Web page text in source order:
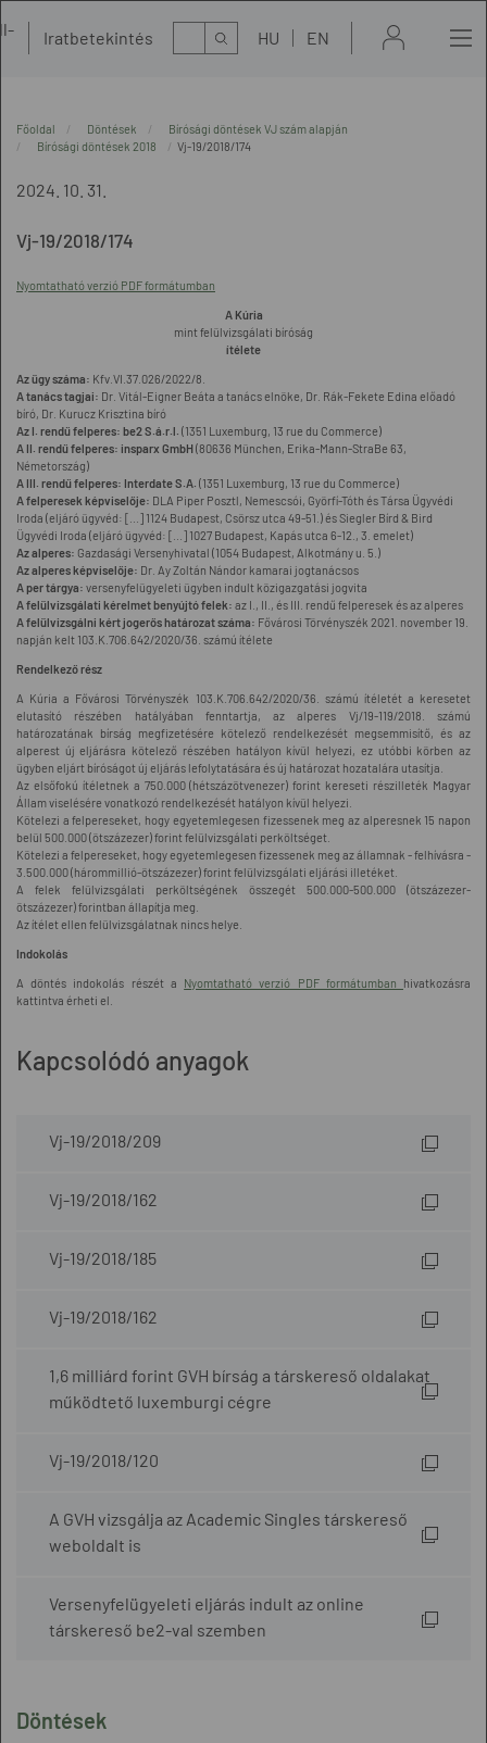
Iratbetekintés Kereső HU EN
Döntések
Főoldal Döntések
Bírósági döntések VJ szám alapján
Bírósági döntések 2018
Vj-19/2018/174
2024. 10. 31.
Vj-19/2018/174
Nyomtatható verzió PDF formátumban
A Kúria
mint felülvizsgálati bíróság
ítélete
Az ügy száma: Kfv.VI.37.026/2022/8.
A tanács tagjai: Dr. Vitál-Eigner Beáta a tanács elnöke, Dr. Rák-Fekete Edina előadó
bíró, Dr. Kurucz Krisztina bíró
Az I. rendű felperes: be2 S.á.r.l. (1351 Luxemburg, 13 rue du Commerce)
A II. rendű felperes: insparx GmbH(80636 München, Erika-Mann-StraBe 63,
Németország)
A III. rendű felperes: Interdate S.A. (1351 Luxemburg, 13 rue du Commerce)
A felperesek képviselője: DLA Piper Posztl, Nemescsói, Györfí-Tóth és Társa Ügyvédi
Iroda (eljáró ügyvéd: [...] 1124 Budapest, Csörsz utca 49-51.) és Siegler Bírd & Bird
Ügyvédi Iroda (eljáró ügyvéd: [...] 1027 Budapest, Kapás utca 6-12., 3. emelet)
Az alperes: Gazdasági Versenyhivatal (1054 Budapest, Alkotmány u. 5.)
Az alperes képviselője: Dr. Ay Zoltán Nándor kamarai jogtanácsos
A per tárgya: versenyfelügyeleti ügyben indult közigazgatási jogvita
A felülvizsgálati kérelmet benyújtó felek: az I., II., és III. rendű felperesek és az alperes
A felülvizsgálni kért jogerős határozat száma: Fővárosi Törvényszék 2021. november 19.
napján kelt 103.K.706.642/2020/36. számú ítélete
Rendelkező rész
A Kúria a Fővárosi Törvényszék 103.K.706.642/2020/36. számú ítéletét a keresetet
elutasító részében hatályában fenntartja, az alperes Vj/19-119/2018. számú
határozatának bírság megfizetésére kötelező rendelkezését megsemmisítő, és az
alperest új eljárásra kötelező részében hatályon kívül helyezi, ez utóbbi körben az
ügyben eljárt bíróságot új eljárás lefolytatására és új határozat hozatalára utasítja.
Az elsőfokú ítéletnek a 750.000 (hétszázötvenezer) forint kereseti részilleték Magyar
Állam viselésére vonatkozó rendelkezését hatályon kívül helyezi.
Kötelezi a felpereseket, hogy egyetemlegesen fizessenek meg az alperesnek 15 napon
belül 500.000 (ötszázezer) forint felülvizsgálati perköltséget.
Kötelezi a felpereseket, hogy egyetemlegesen fizessenek meg az államnak - felhívásra -
3.500.000 (hárommillió-ötszázezer) forint felülvizsgálati eljárási illetéket.
A felek felülvizsgálati perköltségének összegét 500.000-500.000 (ötszázezer-
ötszázezer) forintban állapítja meg.
Az ítélet ellen felülvizsgálatnak nincs helye.
Indokolás
A döntés indokolás részét a Nyomtatható verzió PDF formátumban hivatkozásra
kattintva érheti el.
Kapcsolódó anyagok
Vj-19/2018/209
Vj-19/2018/162
Vj-19/2018/185
Vj-19/2018/162
1,6 milliárd forint GVH bírság a társkereső oldalakat
működtető luxemburgi cégre
Vj-19/2018/120
A GVH vizsgálja az Academic Singles társkereső
weboldalt is
Versenyfelügyeleti eljárás indult az online
társkereső be2-val szemben